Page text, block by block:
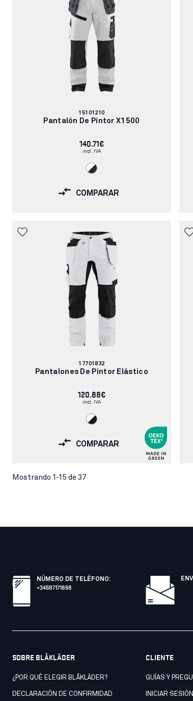
Número
de
artículo:
15101210
Pantalón De Pintor X1500
140.71€
incl. IVA
COMPARAR
Número
de
artículo:
17701832
Pantalones De Pintor Elástico
120.88€
incl. IVA
COMPARAR
Mostrando 1-15 de 37
NÚMERO DE TELÉFONO:
+34687171868
SOBRE BLÅKLÄDER
¿POR QUÉ ELEGIR BLÅKLÄDER?
DECLARACIÒN DE CONFIRMIDAD
CLIENTE
GUÍAS Y
INICIAR SESIÓN